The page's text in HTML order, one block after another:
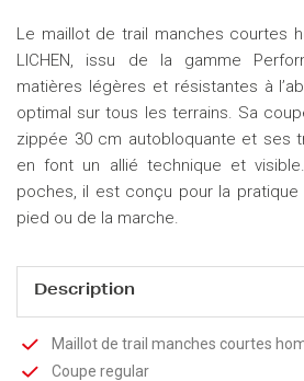
Le maillot de trail manches courtes
LICHEN, issu de la gamme
matières légères et résistantes à
optimal sur tous les terrains. Sa
zippée 30 cm autobloquante et ses
en font un allié technique et
poches, il est conçu pour la
pied ou de la marche.
Description
Maillot de trail manches courtes
Coupe regular